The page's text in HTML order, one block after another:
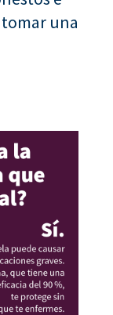
una